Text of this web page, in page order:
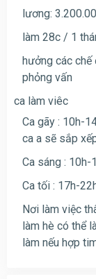
lương:
làm 28c / 1
hưởng các
phỏng vấn
ca làm viêc
Ca gãy : 10h-
ca a sẽ sắp
Ca sáng : 10h-
Ca tối : 17h-
Nơi làm việc
làm hè có thể
làm nếu hợp